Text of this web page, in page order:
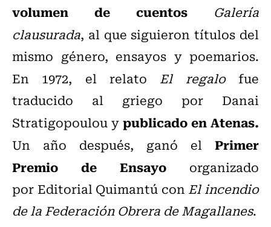
volumen de cuentos Galería
clausurada, al que siguieron títulos del
mismo género, ensayos y poemarios.
En 1972, el relato El regalofue
traducido al griego por Danai
Stratigopoulou ypublicado en Atenas.
Un año después, ganó el Primer
Premio de Ensayo organizado
por Editorial Quimantú con El incendio
de la Federación Obrera de Magallanes.